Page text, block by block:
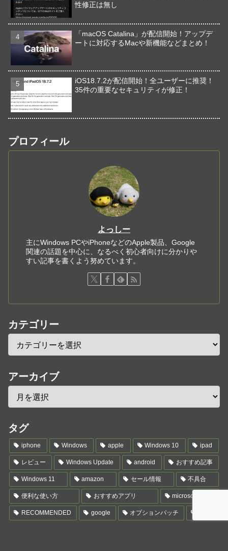
性修正は無し
「macOS Catalina」が配信開始！アップデ
ートに対応するMacや新機能などまとめ！
iOS18.7.2が配信開始！全ユーザーに推奨！
35件の重要なセキュリティが修正！
プロフィール
よっしー
主にWindows PCやiPhoneなどのApple製品、Google
関連の話題を中心に、なるべく初心者向けに分かりや
すい記事を書くよう努めています。
カテゴリー
アーカイブ
タグ
iphone Windows apple Windows 10 ipad
レビュー Windows Update android おすすめ記事
Windows 11 amazon セール情報 不具合
便利な使い方 おすすめアプリ microsoft
RECOMMENDED google オプションパッチ